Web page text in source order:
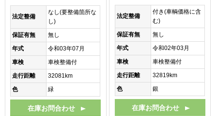
法定整備
なし(要整備箇所な
し)
保証有無
無し
年式
令和03年07月
車検
車検整備付
走行距離
32081km
色
緑
在庫お問合わせ
法定整備
付き(車輌価格に含
む)
保証有無
無し
年式
令和02年03月
車検
車検整備付
走行距離
32819km
色
銀
在庫お問合わせ